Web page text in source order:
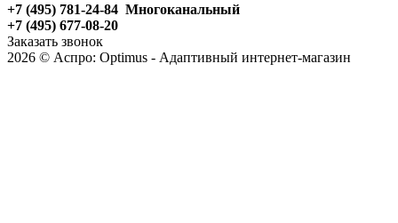
+7 (495) 781-24-84 Многоканальный
+7 (495) 677-08-20
Заказать звонок
2026 © Аспро: Optimus - Адаптивный интернет-магазин